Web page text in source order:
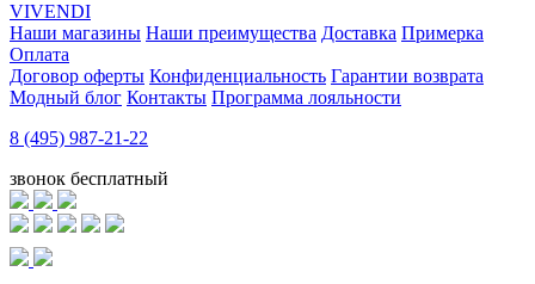
VIVENDI
Наши магазины Наши преимущества Доставка Примерка
Оплата
Договор оферты Конфиденциальность Гарантии возврата
Модный блог Контакты Программа лояльности
8 (495) 987-21-22
звонок бесплатный